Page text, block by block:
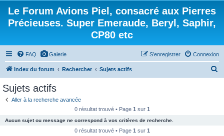
Le Forum Avions Piel, consacré aux Pierres
Précieuses. Super Emeraude, Beryl, Saphir,
CP80 etc
FAQ Galerie Connexion
S’enregistrer
Index du forum Rechercher Sujets actifs
Sujets actifs
Aller à la recherche avancée
0 résultat trouvé • Page 1 sur 1
Aucun sujet ou message ne correspond à vos critères de recherche.
0 résultat trouvé • Page 1 sur 1